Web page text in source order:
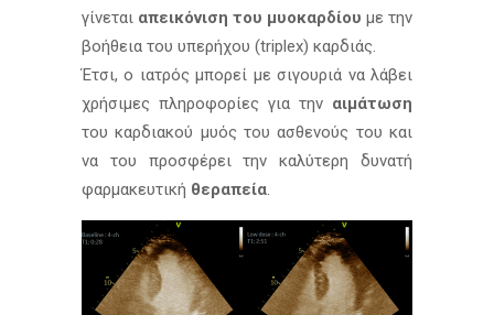
γίνεται απεικόνιση του μυοκαρδίου με την
βοήθεια του υπερήχου (triplex) καρδιάς.
Έτσι, ο ιατρός μπορεί με σιγουριά να λάβει
χρήσιμες πληροφορίες για την αιμάτωση
του καρδιακού μυός του ασθενούς του και
να του προσφέρει την καλύτερη δυνατή
φαρμακευτική θεραπεία.